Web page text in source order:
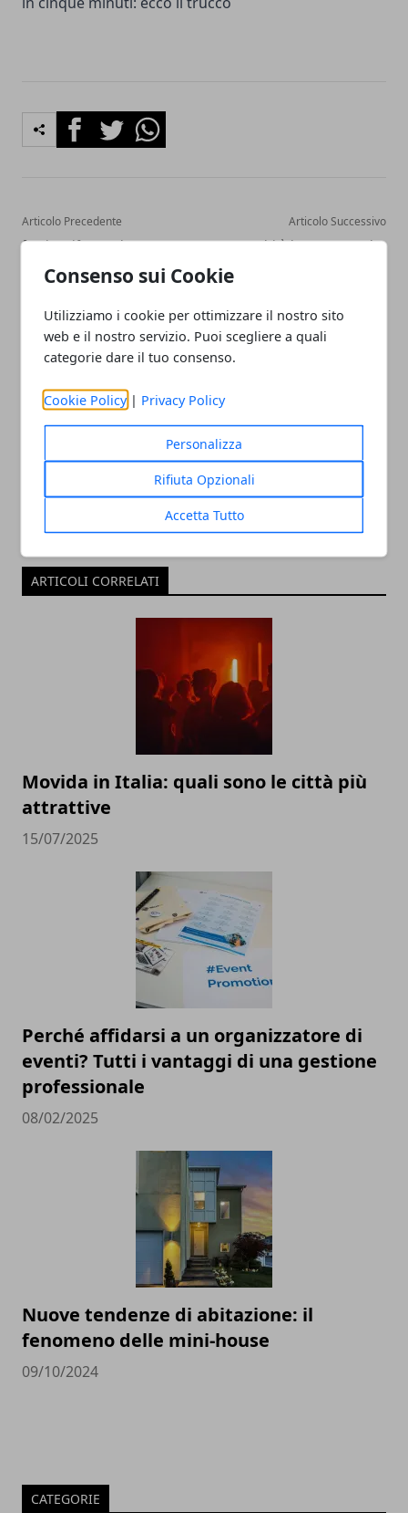
Consenso sui Cookie
Utilizziamo i cookie per ottimizzare il nostro sito
web e il nostro servizio. Puoi scegliere a quali
categorie dare il tuo consenso.
Cookie Policy | Privacy Policy
Personalizza
Rifiuta Opzionali
Accetta Tutto
FacebookTwitterWhatsapp
Articolo Precedente
frasi e gif per WhatsApp,
Articolo Successivo
ecco chi è la nuova Madre
Redazione
ARTICOLI CORRELATI
Movida in Italia: quali sono le città più
attrattive
15/07/2025
Perché affidarsi a un organizzatore di
eventi? Tutti i vantaggi di una gestione
professionale
08/02/2025
Nuove tendenze di abitazione: il
fenomeno delle mini-house
09/10/2024
CATEGORIE